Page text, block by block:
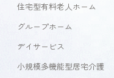
住宅型有料老人ホーム
グループホーム
デイサービス
小規模多機能型居宅介護